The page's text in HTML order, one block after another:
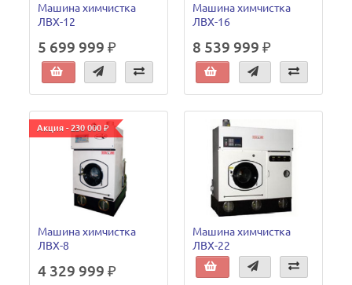
Машина химчистка
ЛВХ-12
5 699 999 ₽
Машина химчистка
ЛВХ-16
8 539 999 ₽
Акция - 230 000 ₽
Машина химчистка
ЛВХ-8
4 329 999 ₽
Машина химчистка
ЛВХ-22